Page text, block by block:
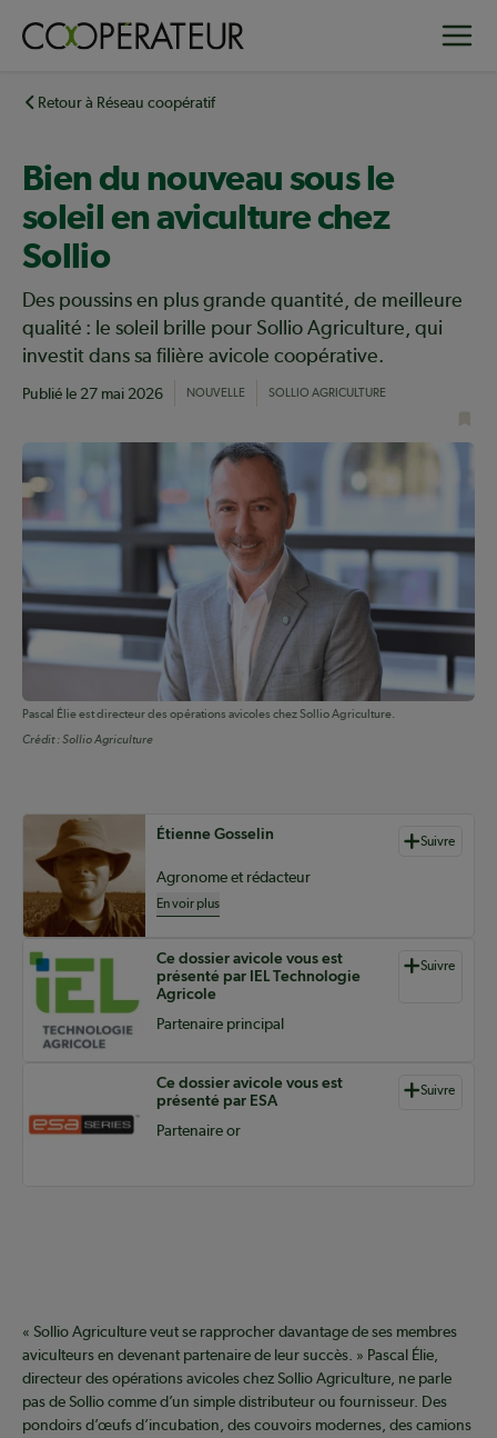
principalRetour à Réseau coopératif
Bien du nouveau sous le
soleil en aviculture chez
Sollio
Des poussins en plus grande quantité, de meilleure
qualité : le soleil brille pour Sollio Agriculture, qui
investit dans sa filière avicole coopérative.
Publié le 27 mai 2026 NOUVELLE SOLLIO AGRICULTURE
Pascal Élie est directeur des opérations avicoles chez Sollio Agriculture.
Crédit :Sollio Agriculture
Auteurs de contenu
Étienne Gosselin Suivre
Agronome et rédacteur
En voir plus
Ce dossier avicole vous est
présenté par IEL Technologie
Agricole
Suivre
Partenaire principal
Ce dossier avicole vous est
présenté par ESA
Suivre
Partenaire or
« Sollio Agriculture veut se rapprocher davantage de ses membres
aviculteurs en devenant partenaire de leur succès. » Pascal Élie,
directeur des opérations avicoles chez Sollio Agriculture, ne parle
pas de Sollio comme d’un simple distributeur ou fournisseur. Des
pondoirs d’œufs d’incubation, des couvoirs modernes, des camions